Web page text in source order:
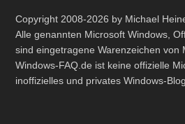
Copyright 2008-2026 by Michael
Alle genannten Microsoft Windows,
sind eingetragene Warenzeichen von
Windows-FAQ.de ist keine offizielle
inoffizielles und privates Windows-Blog.